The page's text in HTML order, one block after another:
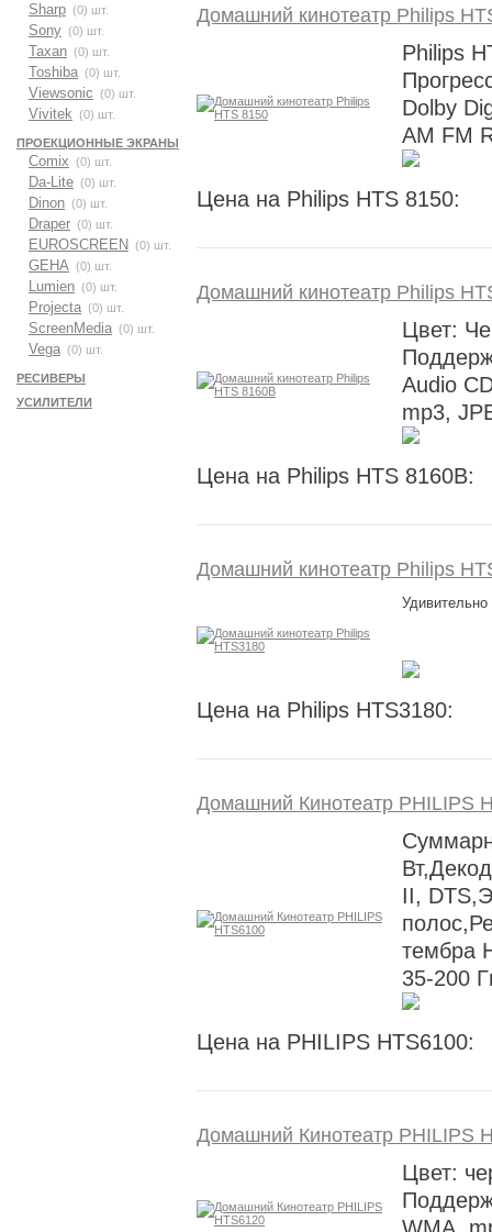
Sharp (0) шт.
Sony (0) шт.
Taxan (0) шт.
Toshiba (0) шт.
Viewsonic (0) шт.
Vivitek (0) шт.
ПРОЕКЦИОННЫЕ ЭКРАНЫ
Comix (0) шт.
Da-Lite (0) шт.
Dinon (0) шт.
Draper (0) шт.
EUROSCREEN (0) шт.
GEHA (0) шт.
Lumien (0) шт.
Projecta (0) шт.
ScreenMedia (0) шт.
Vega (0) шт.
РЕСИВЕРЫ
УСИЛИТЕЛИ
Домашний кинотеатр Philips
Philips
Dolby
AM FM
Цена на Philips HTS 8150:
Домашний кинотеатр Philips
Цвет:
Audio
mp3,
Цена на Philips HTS 8160B:
Домашний кинотеатр Philips
Цена на Philips HTS3180:
Домашний Кинотеатр PHILIPS
II,
тембра
35-200
Цена на PHILIPS HTS6100:
Домашний Кинотеатр PHILIPS
Цвет: